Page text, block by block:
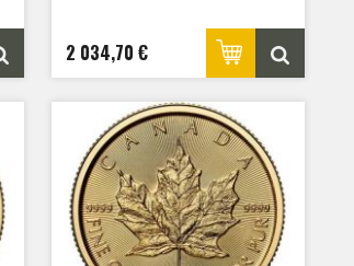
2 034,70 €